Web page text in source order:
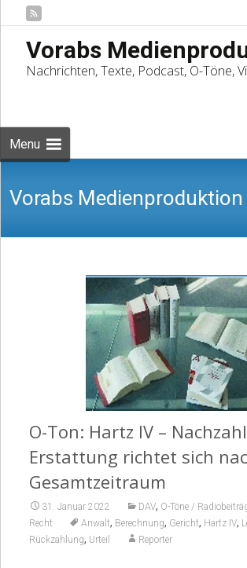
Vorabs
Nachrichten, Texte, Podcast, O-Töne,
Menu
Vorabs Medienproduktion
Nachrichten, Texte,
O-Ton: Hartz IV –
Erstattung richtet sich
Gesamtzeitraum
31. Januar 2022 DAV, O-Töne /
Recht Anwalt, Berechnung, Gericht, Hartz IV,
Rückzahlung, Urteil Reporter